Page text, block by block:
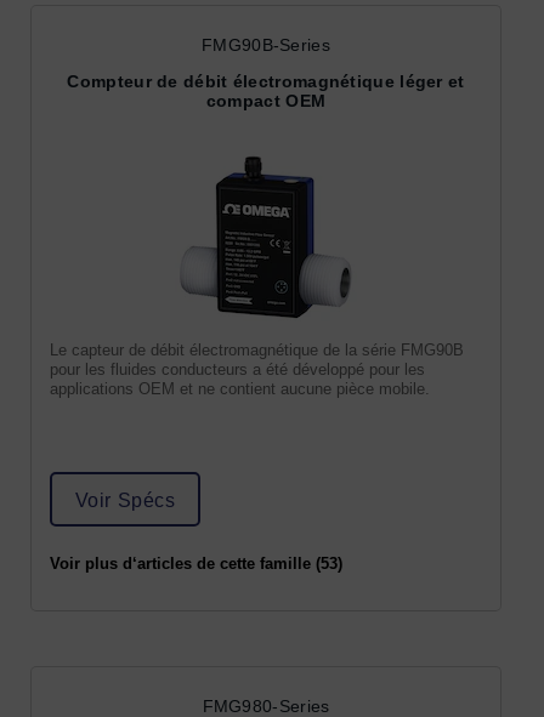
FMG90B-Series
Compteur de débit électromagnétique léger et
compact OEM
Le capteur de débit électromagnétique de la série FMG90B
pour les fluides conducteurs a été développé pour les
applications OEM et ne contient aucune pièce mobile.
Voir Spécs
Voir plus d‘articles de cette famille (53)
FMG980-Series